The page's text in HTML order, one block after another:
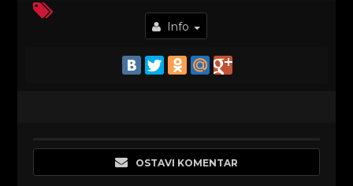
Info
OSTAVI KOMENTAR